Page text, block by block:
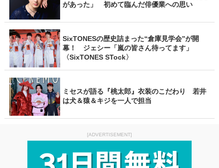
があった」 初めて臨んだ俳優業への思い
SixTONESの歴史詰まった“倉庫見学会”が開
幕！ ジェシー「嵐の皆さん待ってます」
〈SixTONES STock〉
ミセスが語る『桃太郎』衣装のこだわり 若井
は犬＆猿＆キジを一人で担当
[ADVERTISEMENT]